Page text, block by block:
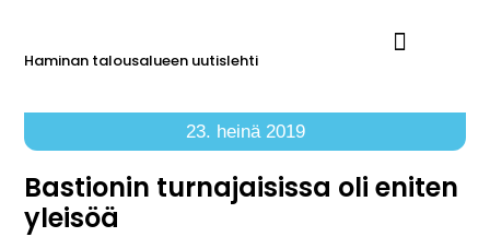
Haminan talousalueen uutislehti
23. heinä 2019
Bastionin turnajaisissa oli eniten
yleisöä